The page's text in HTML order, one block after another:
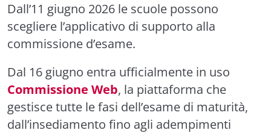
Dall’11 giugno 2026 le scuole possono
scegliere l’applicativo di supporto alla
commissione d’esame.
Dal 16 giugno entra ufficialmente in uso
Commissione Web, la piattaforma che
gestisce tutte le fasi dell’esame di maturità,
dall’insediamento fino agli adempimenti